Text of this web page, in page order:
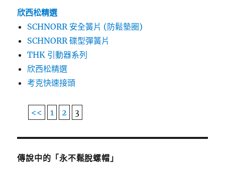
欣西松精選
SCHNORR 安全簧片 (防鬆墊圈)
SCHNORR 碟型彈簧片
THK 引動器系列
欣西松精選
考克快速接頭
<< 1 2 3
傳說中的「永不鬆脫螺帽」